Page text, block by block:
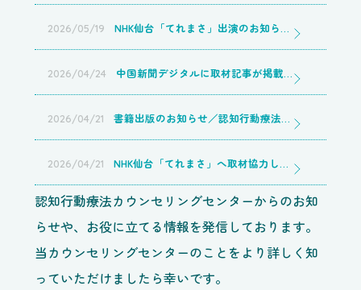
2026/05/19 NHK仙台「てれまさ」出演のお知らせ（再放送・見逃し配信のご案内）/ 認知行動療法カウンセリングセンター山口店
2026/04/24 中国新聞デジタルに取材記事が掲載されました／認知行動療法カウンセリングセンター山口店
2026/04/21 書籍出版のお知らせ／認知行動療法カウンセリングセンター山口店
2026/04/21 NHK仙台「てれまさ」へ取材協力しました／認知行動療法カウンセリングセンター山口店
認知行動療法カウンセリングセンターからのお知
らせや、お役に立てる情報を発信しております。
当カウンセリングセンターのことをより詳しく知
っていただけましたら幸いです。